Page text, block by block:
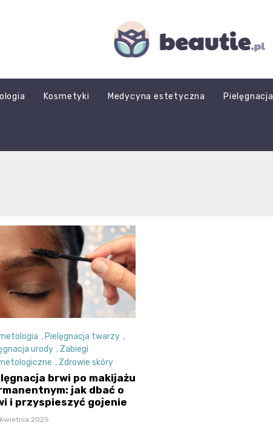
beautie.pl
Kosmetyki Medycyna estetyczna Pielęgnacja
, Pielęgnacja twarzy ,
urody , Zabiegi
, Zdrowie skóry
brwi po makijażu
jak dbać o
i przyspieszyć gojenie
2025